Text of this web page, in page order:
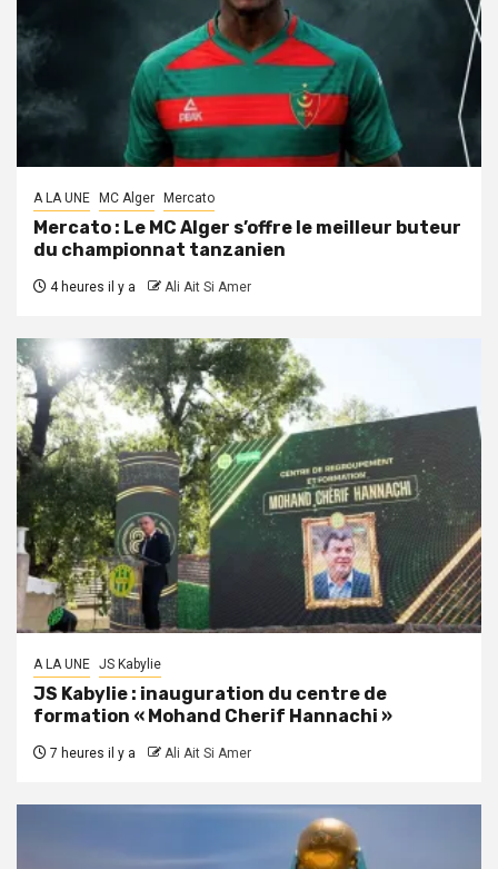
A LA UNE MC Alger Mercato
Mercato : Le MC Alger s’offre le meilleur buteur
du championnat tanzanien
4 heures il y a Ali Ait Si Amer
A LA UNE JS Kabylie
JS Kabylie : inauguration du centre de
formation « Mohand Cherif Hannachi »
7 heures il y a Ali Ait Si Amer